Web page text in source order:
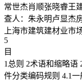
常世杰肖顺张晓睿王
查人：朱永明卢显杰
上海市建筑建材业市
5
目
1总则 2术语和缩略语
件分类编码规则 4.1